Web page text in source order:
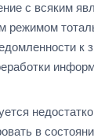
с всяким
в